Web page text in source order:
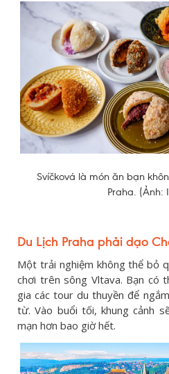
Svíčková là món ăn bạn
Praha. (Ảnh:
Du Lịch Praha phải dạo
Một trải nghiệm không thể bỏ
chơi trên sông Vltava. Bạn có
gia các tour du thuyền để
từ. Vào buổi tối, khung cảnh
mạn hơn bao giờ hết.